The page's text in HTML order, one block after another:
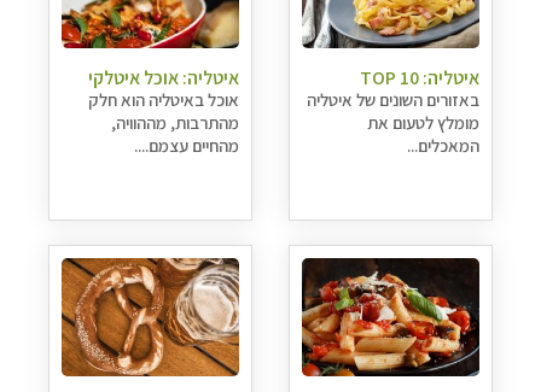
איטליה: TOP 10
באזורים השונים של איטליה
מומלץ לטעום את
המאכלים...
איטליה: אוכל איטלקי
אוכל באיטליה הוא חלק
מהתרבות, מההוויה,
מהחיים עצמם....